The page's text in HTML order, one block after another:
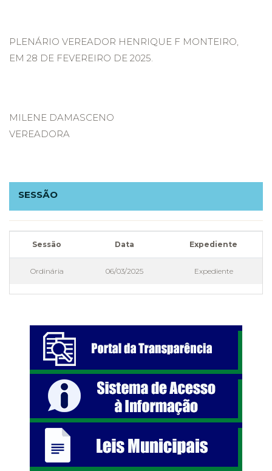
PLENÁRIO VEREADOR HENRIQUE F MONTEIRO,
EM 28 DE FEVEREIRO DE 2025.
MILENE DAMASCENO
VEREADORA
SESSÃO
Sessão Data Expediente
Ordinária 06/03/2025 Expediente